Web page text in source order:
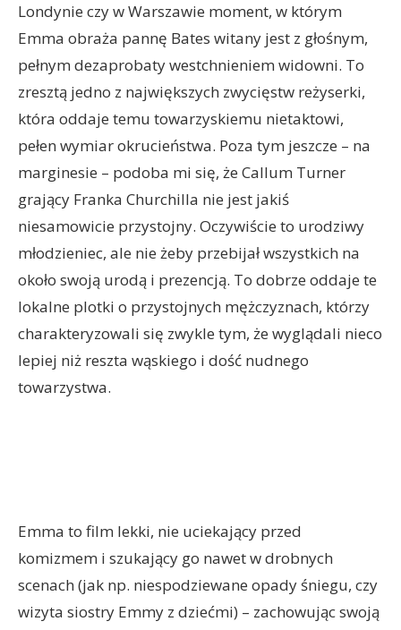
Londynie czy w Warszawie moment, w którym
Emma obraża pannę Bates witany jest z głośnym,
pełnym dezaprobaty westchnieniem widowni. To
zresztą jedno z największych zwycięstw reżyserki,
która oddaje temu towarzyskiemu nietaktowi,
pełen wymiar okrucieństwa. Poza tym jeszcze – na
marginesie – podoba mi się, że Callum Turner
grający Franka Churchilla nie jest jakiś
niesamowicie przystojny. Oczywiście to urodziwy
młodzieniec, ale nie żeby przebijał wszystkich na
około swoją urodą i prezencją. To dobrze oddaje te
lokalne plotki o przystojnych mężczyznach, którzy
charakteryzowali się zwykle tym, że wyglądali nieco
lepiej niż reszta wąskiego i dość nudnego
towarzystwa.
Emma to film lekki, nie uciekający przed
komizmem i szukający go nawet w drobnych
scenach (jak np. niespodziewane opady śniegu, czy
wizyta siostry Emmy z dziećmi) – zachowując swoją